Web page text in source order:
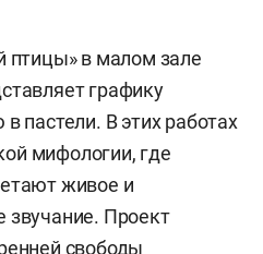
птицы» в малом зале
графику
пастели. В этих работах
мифологии, где
живое и
звучание. Проект
свободы